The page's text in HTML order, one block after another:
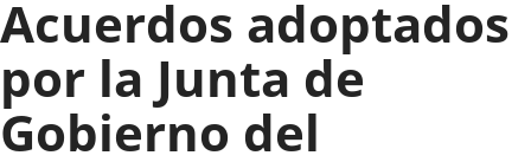
externa.
Acuerdos adoptados
por la Junta de
Gobierno del